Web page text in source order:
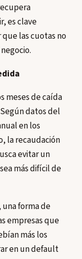
es clave
las cuotas no
meses de caída
datos del
en los
la recaudación
evitar un
más difícil de
forma de
empresas que
más los
en un default